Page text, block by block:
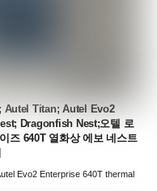
Titan; Autel Evo2
Dragonfish Nest;오텔 로
즈 640T 열화상 에보 네스트
Evo2 Enterprise 640T thermal